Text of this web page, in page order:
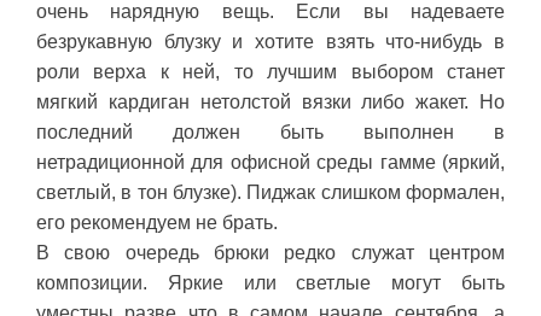
очень нарядную вещь. Если вы надеваете
безрукавную блузку и хотите взять что-нибудь в
роли верха к ней, то лучшим выбором станет
мягкий кардиган нетолстой вязки либо жакет. Но
последний должен быть выполнен в
нетрадиционной для офисной среды гамме (яркий,
светлый, в тон блузке). Пиджак слишком формален,
его рекомендуем не брать.
В свою очередь брюки редко служат центром
композиции. Яркие или светлые могут быть